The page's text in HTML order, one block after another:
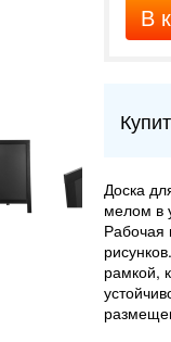
В
Доска
мелом в
Рабочая
рамкой,